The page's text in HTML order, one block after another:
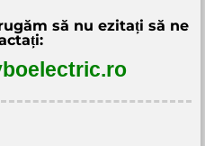
să nu ezitați să ne